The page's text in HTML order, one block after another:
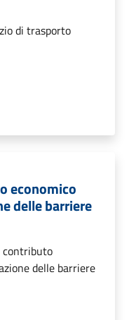
di trasporto
economico
delle barriere
contributo
delle barriere